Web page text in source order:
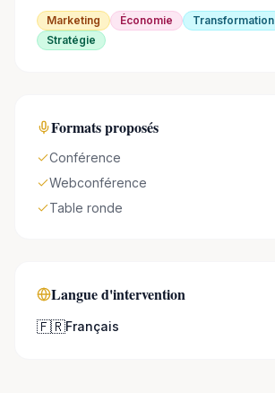
Marketing Économie Transformation
Stratégie
Formats proposés
Conférence
Webconférence
Table ronde
Langue d'intervention
🇫🇷Français